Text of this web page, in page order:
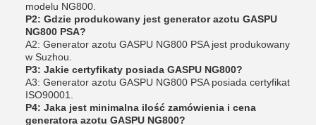
modelu NG800.
P2: Gdzie produkowany jest generator azotu GASPU
NG800 PSA?
A2: Generator azotu GASPU NG800 PSA jest produkowany
w Suzhou.
P3: Jakie certyfikaty posiada GASPU NG800?
A3: Generator azotu GASPU NG800 PSA posiada certyfikat
ISO90001.
P4: Jaka jest minimalna ilość zamówienia i cena
generatora azotu GASPU NG800?